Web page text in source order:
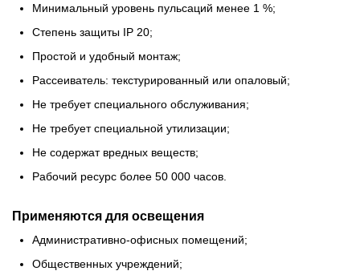
Минимальный уровень пульсаций менее 1 %;
Степень защиты IP 20;
Простой и удобный монтаж;
Рассеиватель: текстурированный или опаловый;
Не требует специального обслуживания;
Не требует специальной утилизации;
Не содержат вредных веществ;
Рабочий ресурс более 50 000 часов.
Применяются для освещения
Административно-офисных помещений;
Общественных учреждений;